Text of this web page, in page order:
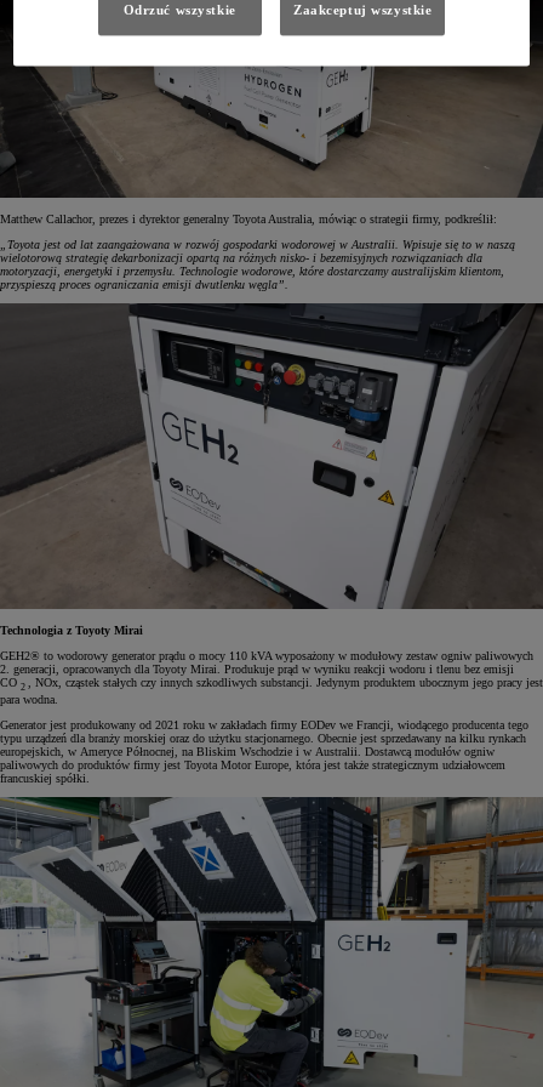
Matthew Callachor, prezes i dyrektor generalny Toyota Australia, mówiąc o strategii firmy, podkreślił:
„Toyota jest od lat zaangażowana w rozwój gospodarki wodorowej w Australii. Wpisuje się to w naszą
wielotorową strategię dekarbonizacji opartą na różnych nisko- i bezemisyjnych rozwiązaniach dla
motoryzacji, energetyki i przemysłu. Technologie wodorowe, które dostarczamy australijskim klientom,
przyspieszą proces ograniczania emisji dwutlenku węgla”.
Technologia z Toyoty Mirai
GEH2® to wodorowy generator prądu o mocy 110 kVA wyposażony w modułowy zestaw ogniw paliwowych
2. generacji, opracowanych dla Toyoty Mirai. Produkuje prąd w wyniku reakcji wodoru i tlenu bez emisji
CO 2
, NOx, cząstek stałych czy innych szkodliwych substancji. Jedynym produktem ubocznym jego pracy jest
para wodna.
Generator jest produkowany od 2021 roku w zakładach firmy EODev we Francji, wiodącego producenta tego
typu urządzeń dla branży morskiej oraz do użytku stacjonarnego. Obecnie jest sprzedawany na kilku rynkach
europejskich, w Ameryce Północnej, na Bliskim Wschodzie i w Australii. Dostawcą modułów ogniw
paliwowych do produktów firmy jest Toyota Motor Europe, która jest także strategicznym udziałowcem
francuskiej spółki.
Odrzuć wszystkie Zaakceptuj wszystkie